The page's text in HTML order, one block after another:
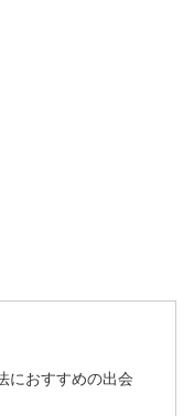
におすすめの出会